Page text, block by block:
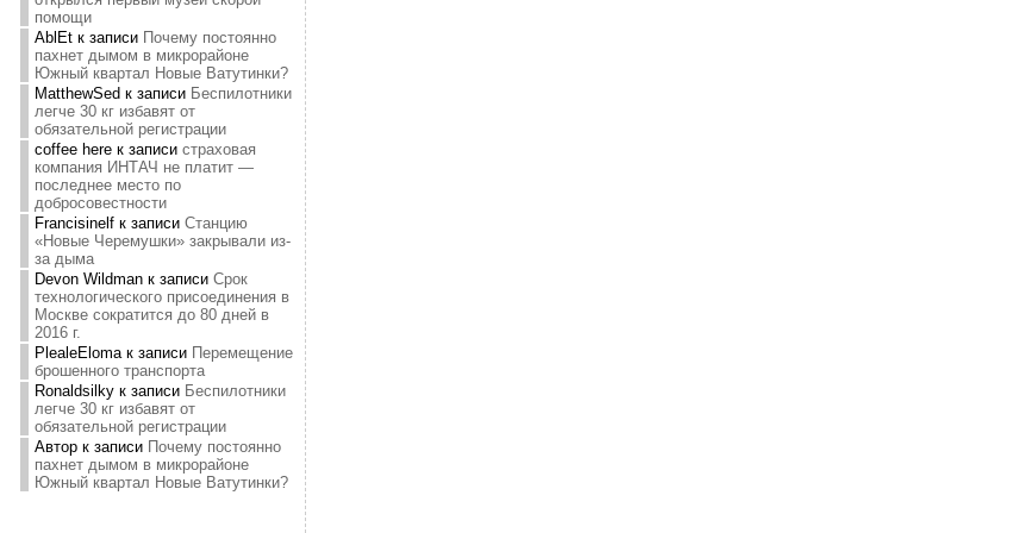
помощи
AblEtк записи Почему постоянно
пахнет дымом в микрорайоне
Южный квартал Новые Ватутинки?
MatthewSed к записи Беспилотники
легче 30 кг избавят от
обязательной регистрации
coffee hereк записи страховая
компания ИНТАЧ не платит —
последнее место по
добросовестности
Francisinelfк записи Станцию
«Новые Черемушки» закрывали из-
за дыма
Devon Wildmanк записи Срок
технологического присоединения в
Москве сократится до 80 дней в
2016 г.
PlealeElomaк записи Перемещение
брошенного транспорта
Ronaldsilkyк записи Беспилотники
легче 30 кг избавят от
обязательной регистрации
Авторк записи Почему постоянно
пахнет дымом в микрорайоне
Южный квартал Новые Ватутинки?